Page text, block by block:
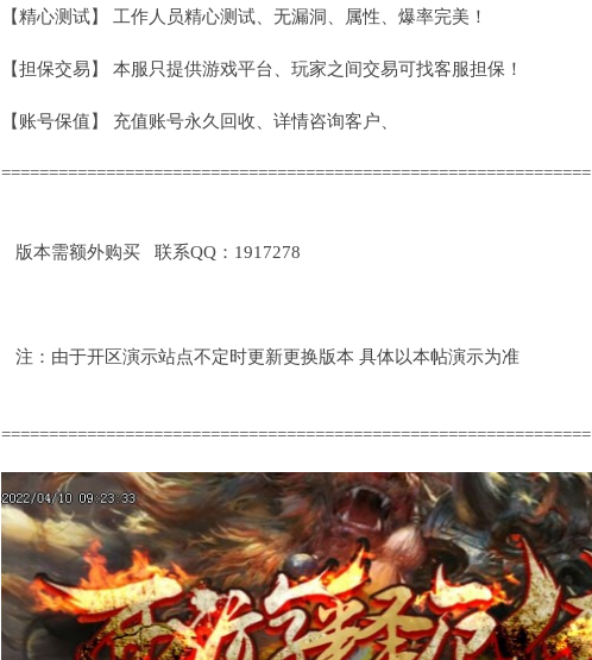
【精心测试】 工作人员精心测试、无漏洞、属性、爆率完美！
【担保交易】 本服只提供游戏平台、玩家之间交易可找客服担保！
【账号保值】 充值账号永久回收、详情咨询客户、
==============================================================
版本需额外购买 联系QQ：1917278
注：由于开区演示站点不定时更新更换版本 具体以本帖演示为准
==============================================================